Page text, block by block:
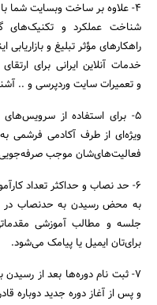
۴- علاوه بر ساخت وبسایت شما با
شناخت عملکرد و تکنیک‌های
راهکارهای مؤثر تبلیغ و
خدمات آنلاین ایرانی برای
و تعمیرات سایت وردپرسی و ..
۵- برای استفاده از
ویژه‌ای از طرف آکادمی فرشمی
فعالیت‌های‌شان موجب
به محض رسیدن به حدنصاب در
جلسه و مطالب آموزشی
برای‌تان ایمیل یا پیامک می‌شود.
۷- ثبت نام دوره‌ها بعد از
و پس از آغاز دوره جدید دوباره